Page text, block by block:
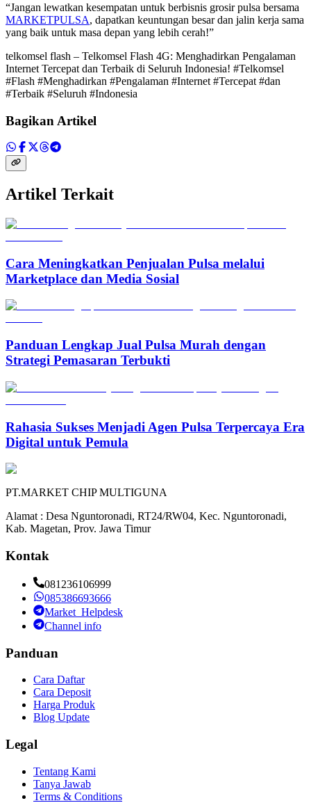
“Jangan lewatkan kesempatan untuk berbisnis grosir pulsa bersama
MARKETPULSA, dapatkan keuntungan besar dan jalin kerja sama
yang baik untuk masa depan yang lebih cerah!”
telkomsel flash – Telkomsel Flash 4G: Menghadirkan Pengalaman
Internet Tercepat dan Terbaik di Seluruh Indonesia! #Telkomsel
#Flash #Menghadirkan #Pengalaman #Internet #Tercepat #dan
#Terbaik #Seluruh #Indonesia
Bagikan Artikel
Artikel Terkait
Cara Meningkatkan Penjualan Pulsa melalui
Marketplace dan Media Sosial
Panduan Lengkap Jual Pulsa Murah dengan
Strategi Pemasaran Terbukti
Rahasia Sukses Menjadi Agen Pulsa Terpercaya Era
Digital untuk Pemula
PT.MARKET CHIP MULTIGUNA
Alamat : Desa Nguntoronadi, RT24/RW04, Kec. Nguntoronadi,
Kab. Magetan, Prov. Jawa Timur
Kontak
081236106999
085386693666
Market_Helpdesk
Channel info
Panduan
Cara Daftar
Cara Deposit
Harga Produk
Blog Update
Legal
Tentang Kami
Tanya Jawab
Terms & Conditions